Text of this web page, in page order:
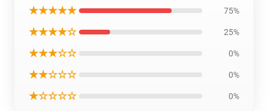
★★★★★ 75%
★★★★☆ 25%
★★★☆☆ 0%
★★☆☆☆ 0%
★☆☆☆☆ 0%